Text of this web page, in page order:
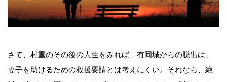
さて、村重のその後の人生をみれば、有岡城からの脱出は、
妻子を助けるための救援要請とは考えにくい。それなら、絶